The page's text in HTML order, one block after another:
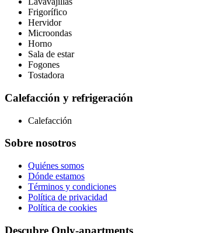
Frigorífico
Hervidor
Microondas
Horno
Sala de estar
Fogones
Tostadora
Calefacción y refrigeración
Calefacción
Sobre nosotros
Quiénes somos
Dónde estamos
Términos y condiciones
Política de privacidad
Política de cookies
Descubre Only-apartments